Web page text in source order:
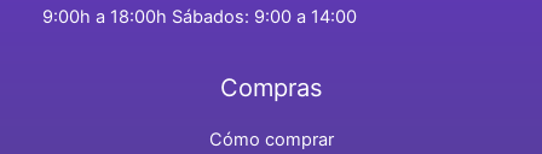
9:00h a 18:00h Sábados: 9:00 a 14:00
Compras
Cómo comprar